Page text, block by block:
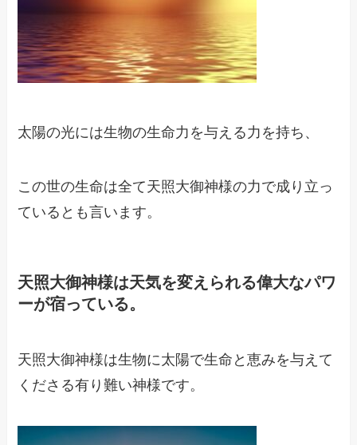
太陽の光には生物の生命力を与える力を持ち、
この世の生命は全て天照大御神様の力で成り立っ
ているとも言います。
天照大御神様は天気を変えられる偉大なパワ
ーが宿っている。
天照大御神様は生物に太陽で生命と恵みを与えて
くださる有り難い神様です。